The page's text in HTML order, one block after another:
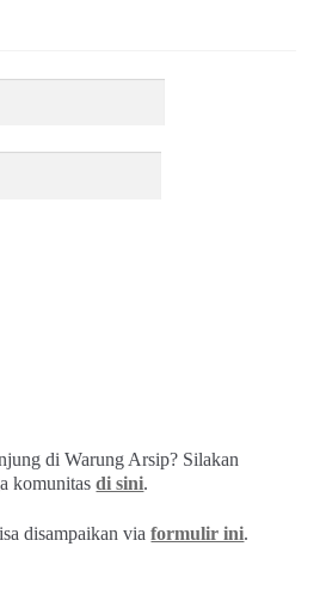
di Warung Arsip? Silakan
komunitasdi sini.
disampaikan viaformulir ini.